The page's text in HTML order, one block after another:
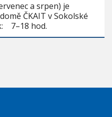
a srpen) je
ČKAIT v Sokolské
7–18 hod.